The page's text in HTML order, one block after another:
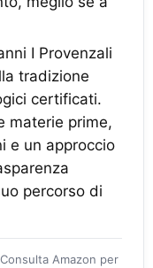
I Provenzali
tradizione
certificati.
materie prime,
e un approccio
percorso di
Amazon per